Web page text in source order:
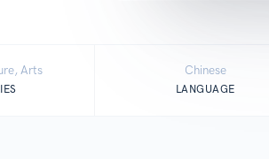
Arts Chinese
LANGUAGE